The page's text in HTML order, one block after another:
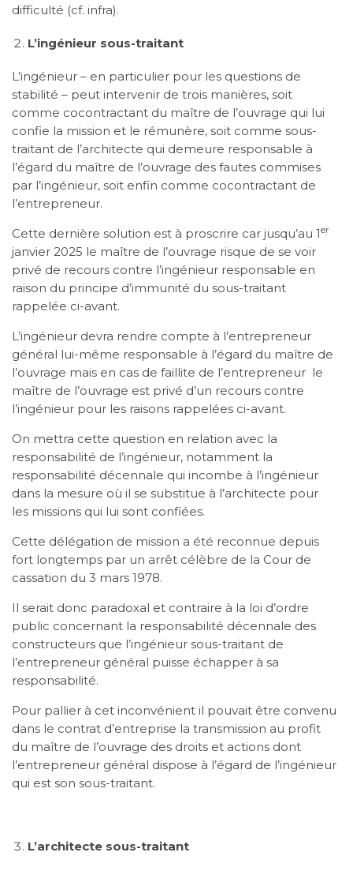
difficulté (cf. infra).
L’ingénieur sous-traitant
L’ingénieur – en particulier pour les questions de
stabilité – peut intervenir de trois manières, soit
comme cocontractant du maître de l’ouvrage qui lui
confie la mission et le rémunère, soit comme sous-
traitant de l’architecte qui demeure responsable à
l’égard du maître de l’ouvrage des fautes commises
par l’ingénieur, soit enfin comme cocontractant de
l’entrepreneur.
Cette dernière solution est à proscrire car jusqu’au 1er
janvier 2025 le maître de l’ouvrage risque de se voir
privé de recours contre l’ingénieur responsable en
raison du principe d’immunité du sous-traitant
rappelée ci-avant.
L’ingénieur devra rendre compte à l’entrepreneur
général lui-même responsable à l’égard du maître de
l’ouvrage mais en cas de faillite de l’entrepreneur le
maître de l’ouvrage est privé d’un recours contre
l’ingénieur pour les raisons rappelées ci-avant.
On mettra cette question en relation avec la
responsabilité de l’ingénieur, notamment la
responsabilité décennale qui incombe à l’ingénieur
dans la mesure où il se substitue à l’architecte pour
les missions qui lui sont confiées.
Cette délégation de mission a été reconnue depuis
fort longtemps par un arrêt célèbre de la Cour de
cassation du 3 mars 1978.
Il serait donc paradoxal et contraire à la loi d’ordre
public concernant la responsabilité décennale des
constructeurs que l’ingénieur sous-traitant de
l’entrepreneur général puisse échapper à sa
responsabilité.
Pour pallier à cet inconvénient il pouvait être convenu
dans le contrat d’entreprise la transmission au profit
du maître de l’ouvrage des droits et actions dont
l’entrepreneur général dispose à l’égard de l’ingénieur
qui est son sous-traitant.
L’architecte sous-traitant